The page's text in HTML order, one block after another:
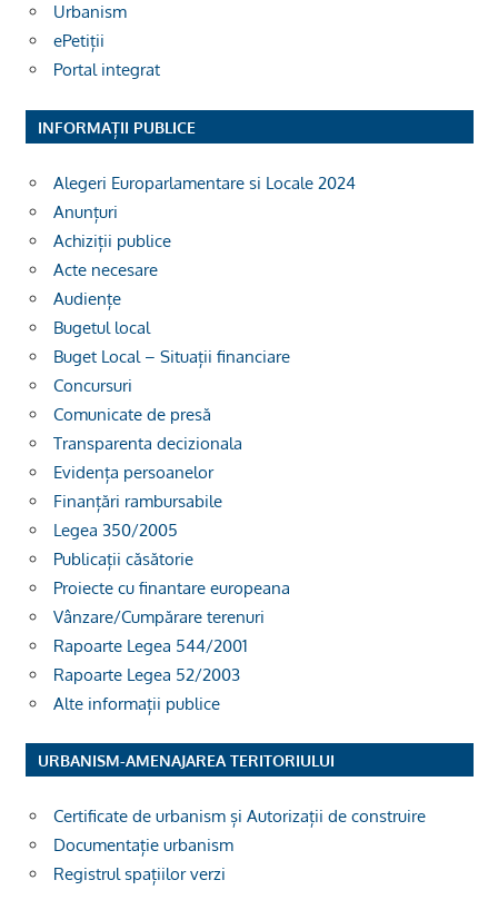
Urbanism
ePetiții
Portal integrat
INFORMAȚII PUBLICE
Alegeri Europarlamentare si Locale 2024
Anunțuri
Achiziții publice
Acte necesare
Audiențe
Bugetul local
Buget Local – Situații financiare
Concursuri
Comunicate de presă
Transparenta decizionala
Evidența persoanelor
Finanțări rambursabile
Legea 350/2005
Publicații căsătorie
Proiecte cu finantare europeana
Vânzare/Cumpărare terenuri
Rapoarte Legea 544/2001
Rapoarte Legea 52/2003
Alte informații publice
URBANISM-AMENAJAREA TERITORIULUI
Certificate de urbanism și Autorizații de construire
Documentație urbanism
Registrul spațiilor verzi